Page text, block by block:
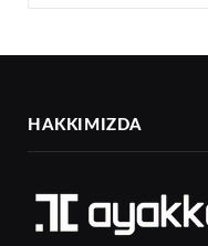
HAKKIMIZDA